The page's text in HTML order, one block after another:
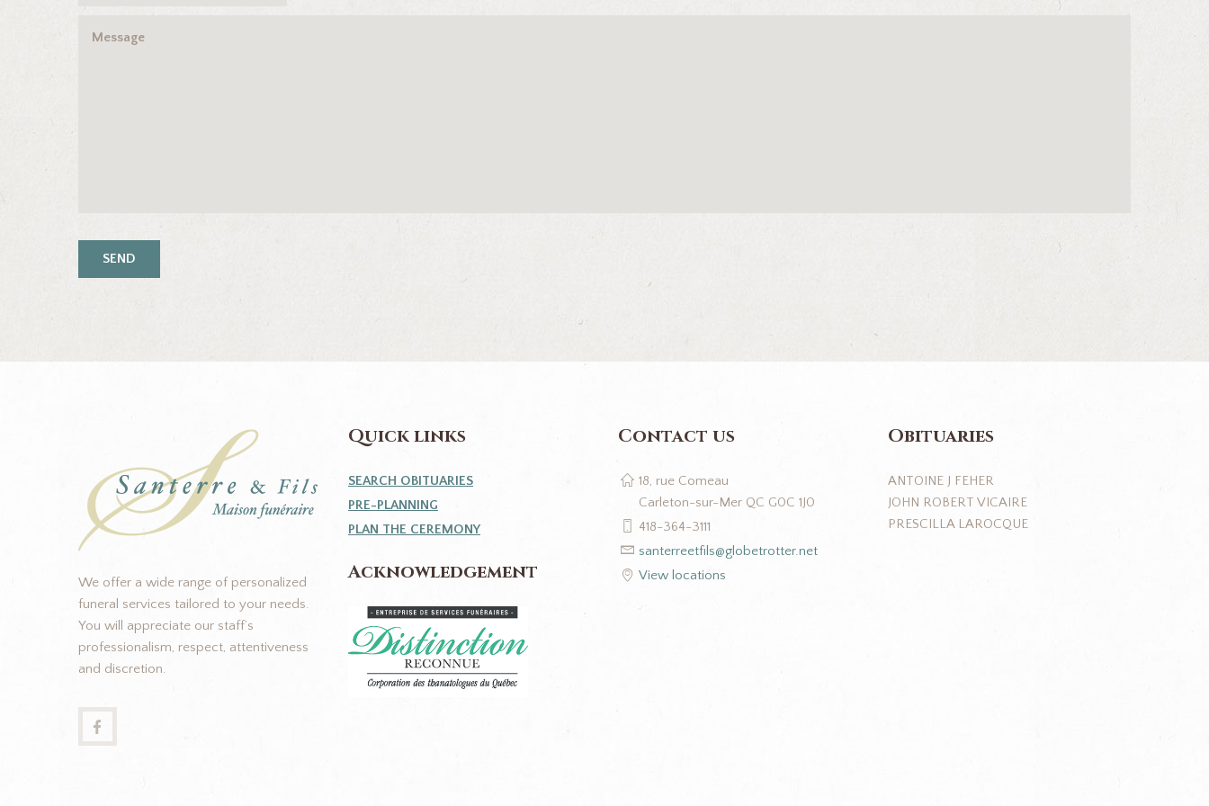
We offer a wide range of personalized
funeral services tailored to your needs.
You will appreciate our staff’s
professionalism, respect, attentiveness
and discretion.
Quick links
SEARCH OBITUARIES
PRE-PLANNING
PLAN THE CEREMONY
Acknowledgement
Contact us
18, rue Comeau
Carleton-sur-Mer QC G0C 1J0
418-364-3111
santerreetfils@globetrotter.net
View locations
Obituaries
ANTOINE J FEHER
JOHN ROBERT VICAIRE
PRESCILLA LAROCQUE